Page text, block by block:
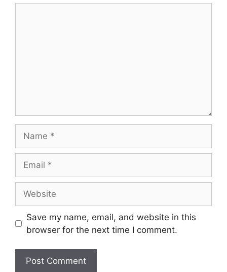
Save my name, email, and website in this
browser for the next time I comment.